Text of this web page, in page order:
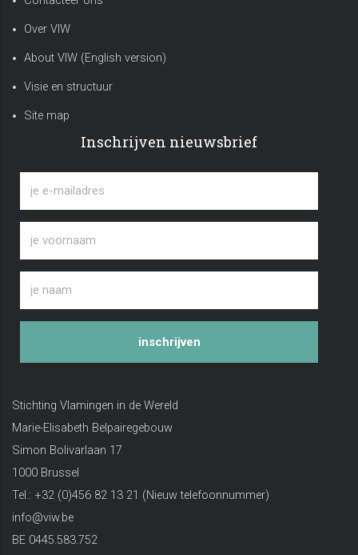
Over VIW
About VIW (English version)
Visie en structuur
Site map
Inschrijven nieuwsbrief
inschrijven
Stichting Vlamingen in de Wereld
Marie-Elisabeth Belpairegebouw
Simon Bolivarlaan 17
1000 Brussel
Tel.: +32 (0)456 82 13 21 (Nieuw telefoonnummer)
info@viw.be
BE 0445.583.752